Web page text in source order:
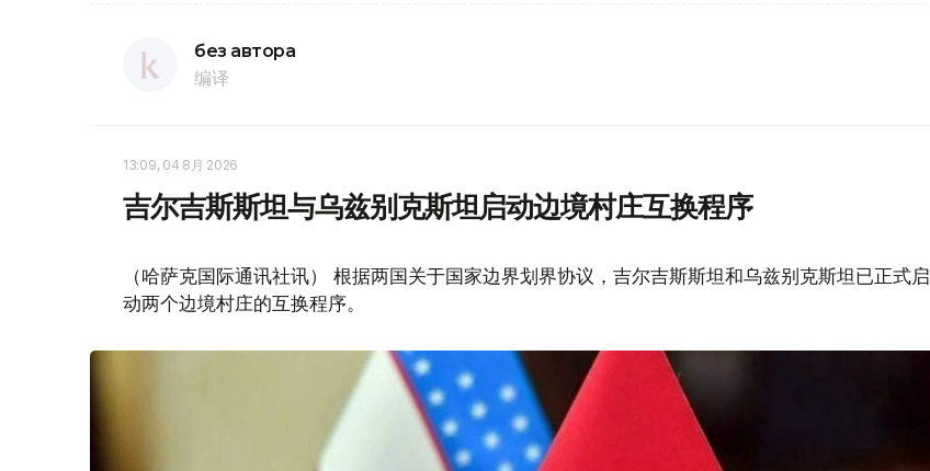
без автора
编译
13:09, 04 8月 2026
吉尔吉斯斯坦与乌兹别克斯坦启动边境村庄互换程序
（哈萨克国际通讯社讯） 根据两国关于国家边界划界协议，吉尔吉斯斯坦和乌兹别克斯坦已正式启
动两个边境村庄的互换程序。